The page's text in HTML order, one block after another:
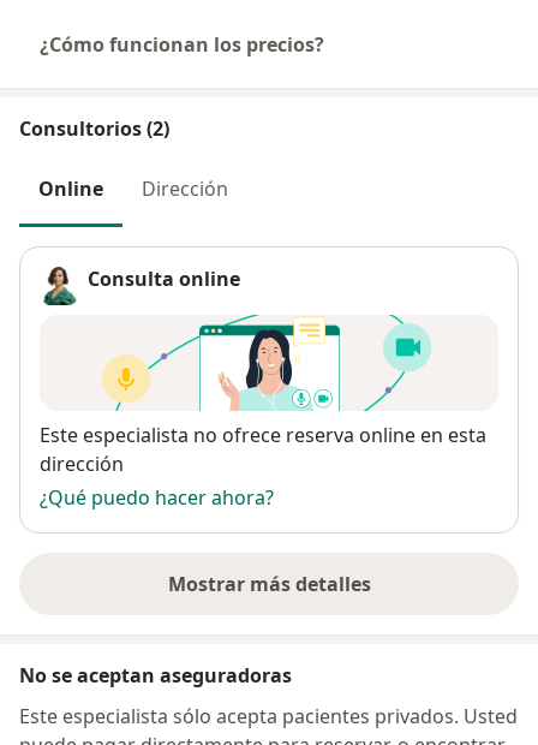
¿Cómo funcionan los precios?
Consultorios (2)
Online Dirección
Consulta online
Disponibilidad
Este especialista no ofrece reserva online en esta
dirección
¿Qué puedo hacer ahora?
Mostrar más detalles
sobre la dirección
No se aceptan aseguradoras
Este especialista sólo acepta pacientes privados. Usted